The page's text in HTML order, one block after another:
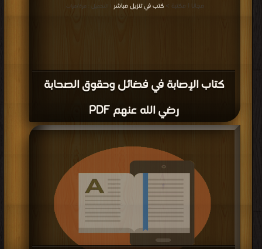
كتاب الإصابة في فضائل وحقوق الصحابة
رضي الله عنهم PDF
مجانا | مكتبة >كتب في تنزيل مباشر | التحميل : مرة/مرات